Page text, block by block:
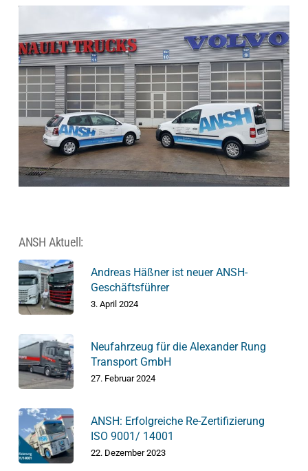
ANSH Aktuell:
Andreas Häßner ist neuer ANSH-
Geschäftsführer
3. April 2024
Neufahrzeug für die Alexander Rung
Transport GmbH
27. Februar 2024
ANSH: Erfolgreiche Re-Zertifizierung
ISO 9001/ 14001
22. Dezember 2023